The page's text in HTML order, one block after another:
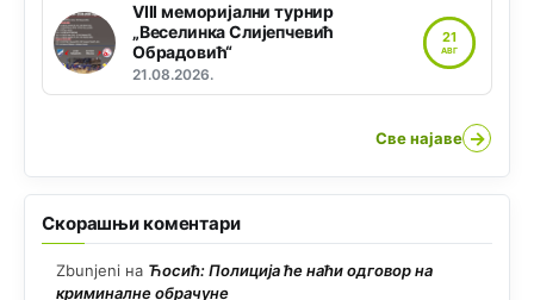
VIII меморијални турнир
„Веселинка Слијепчевић
Обрадовић“
21.08.2026.
21
АВГ
Све најаве →
Скорашњи коментари
Zbunjeni на Ћосић: Полиција ће наћи одговор на
криминалне обрачуне